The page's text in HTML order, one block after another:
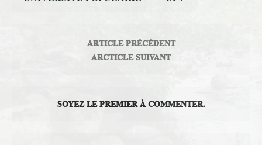
ARTICLE PRÉCÉDENT
ARCTICLE SUIVANT
SOYEZ LE PREMIER À COMMENTER.